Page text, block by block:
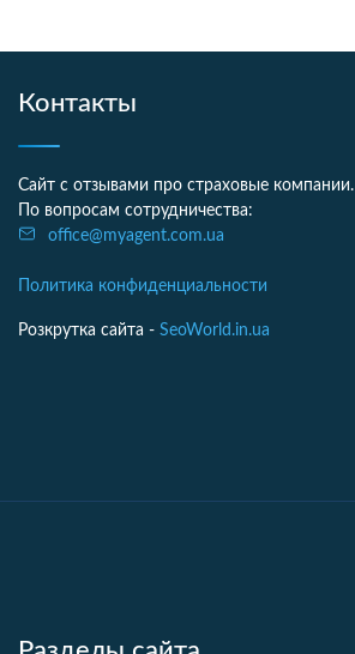
Контакты
Сайт с отзывами про страховые компании.
По вопросам сотрудничества:
office@myagent.com.ua
Политика конфиденциальности
Розкрутка сайта - SeoWorld.in.ua